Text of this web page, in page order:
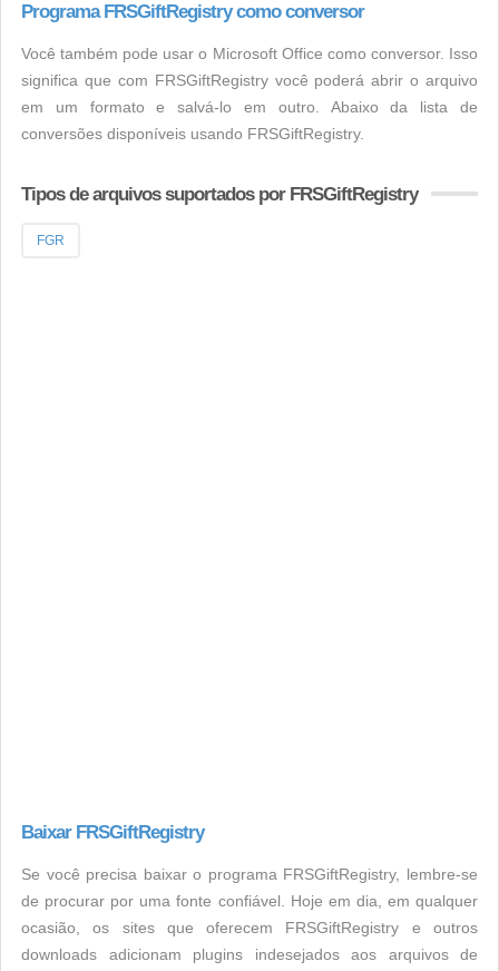
Programa FRSGiftRegistry como conversor
Você também pode usar o Microsoft Office como conversor. Isso
significa que com FRSGiftRegistry você poderá abrir o arquivo
em um formato e salvá-lo em outro. Abaixo da lista de
conversões disponíveis usando FRSGiftRegistry.
Tipos de arquivos suportados por FRSGiftRegistry
FGR
Baixar FRSGiftRegistry
Se você precisa baixar o programa FRSGiftRegistry, lembre-se
de procurar por uma fonte confiável. Hoje em dia, em qualquer
ocasião, os sites que oferecem FRSGiftRegistry e outros
downloads adicionam plugins indesejados aos arquivos de